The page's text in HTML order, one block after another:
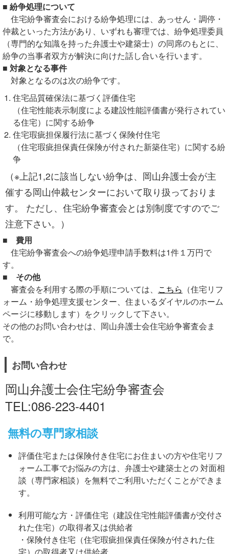
■ 紛争処理について
住宅紛争審査会における紛争処理には、あっせん・調停・
仲裁といった方法があり、いずれも審理では、紛争処理委員
（専門的な知識を持った弁護士や建築士）の同席のもとに、
紛争の当事者双方が解決に向けた話し合いを行います。
■ 対象となる事件
対象となるのは次の紛争です。
住宅品質確保法に基づく評価住宅
（住宅性能表示制度による建設性能評価書が発行されてい
る住宅）に関する紛争
住宅瑕疵担保履行法に基づく保険付住宅
（住宅瑕疵担保責任保険が付された新築住宅）に関する紛
争
（※上記1,2に該当しない紛争は、岡山弁護士会が主
催する岡山仲裁センターにおいて取り扱っておりま
す。 ただし、住宅紛争審査会とは別制度ですのでご
注意下さい。）
■ 費用
住宅紛争審査会への紛争処理申請手数料は1件１万円で
す。
■ その他
審査会を利用する際の手順については、 こちら （住宅リフ
ォーム・紛争処理支援センター、住まいるダイヤルのホーム
ページに移動します）をクリックして下さい。
その他のお問い合わせは、岡山弁護士会住宅紛争審査会ま
で。
お問い合わせ
岡山弁護士会住宅紛争審査会
TEL:086-223-4401
無料の専門家相談
評価住宅または保険付き住宅にお住まいの方や住宅リフ
ォーム工事でお悩みの方は、弁護士や建築士との 対面相
談（専門家相談）を無料でご利用いただくことができま
す。
利用可能な方・評価住宅（建設住宅性能評価書が交付さ
れた住宅）の取得者又は供給者
・保険付き住宅（住宅瑕疵担保責任保険が付された住